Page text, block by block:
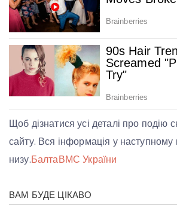
Щоб дізнатися усі деталі про подію
сайту. Вся інформація у наступному
низу.БалтаВМС України